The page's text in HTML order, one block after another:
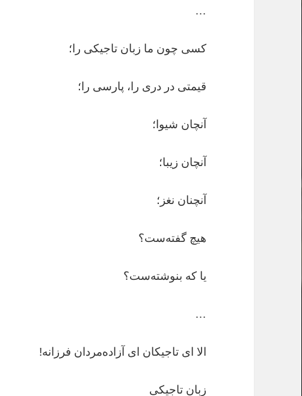
…
کسی چون ما زبان تاجیکی را؛
قیمتی در دری را، پارسی را؛
آنچان شیوا؛
آنچان زیبا؛
آنچنان نغز؛
هیچ گفته‌ست؟
یا که بنوشته‌ست؟
…
الا ای تاجیکان ای آزاده‌مردان فرزانه!
زبان تاجیکی